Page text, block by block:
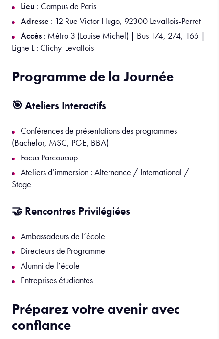
Lieu : Campus de Paris
Adresse : 12 Rue Victor Hugo, 92300 Levallois-Perret
Accès : Métro 3 (Louise Michel) | Bus 174, 274, 165 |
Ligne L : Clichy-Levallois
Programme de la Journée
🎯 Ateliers Interactifs
Conférences de présentations des programmes
(Bachelor, MSC, PGE, BBA)
Focus Parcoursup
Ateliers d’immersion : Alternance / International /
Stage
🤝 Rencontres Privilégiées
Ambassadeurs de l’école
Directeurs de Programme
Alumni de l’école
Entreprises étudiantes
Préparez votre avenir avec
confiance